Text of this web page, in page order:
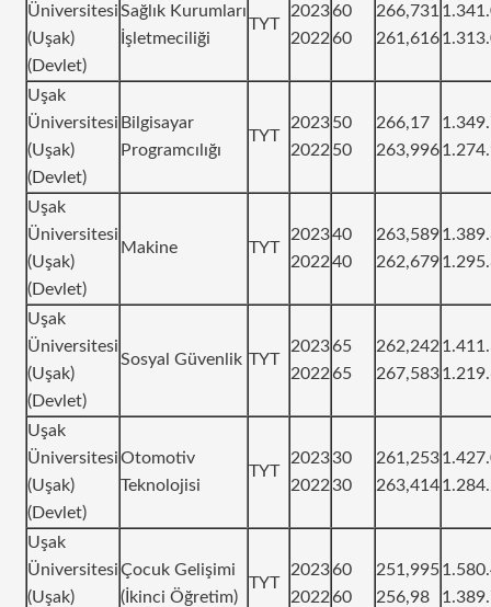
Üniversitesi
(Uşak)
(Devlet)
Sağlık Kurumları
İşletmeciliği
TYT
2023
2022
60
60
266,731
261,616
Uşak
Üniversitesi
(Uşak)
(Devlet)
Bilgisayar
Programcılığı
TYT
2023
2022
50
50
266,17
263,996
Uşak
Üniversitesi
(Uşak)
(Devlet)
Makine TYT
2023
2022
40
40
263,589
262,679
Uşak
Üniversitesi
(Uşak)
(Devlet)
Sosyal Güvenlik TYT
2023
2022
65
65
262,242
267,583
Uşak
Üniversitesi
(Uşak)
(Devlet)
Otomotiv
Teknolojisi
TYT
2023
2022
30
30
261,253
263,414
Uşak
Üniversitesi
(Uşak)
Çocuk Gelişimi
(İkinci Öğretim)
TYT
2023
2022
60
60
251,995
256,98